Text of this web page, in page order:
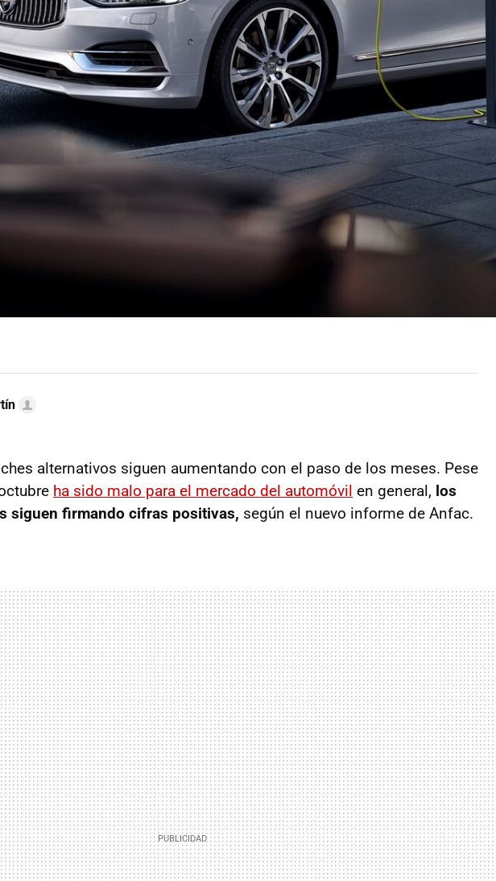
alternativos siguen aumentando con el paso de los meses. Pese
ha sido malo para el mercado del automóvil en general, los
siguen firmando cifras positivas, según el nuevo informe de Anfac.